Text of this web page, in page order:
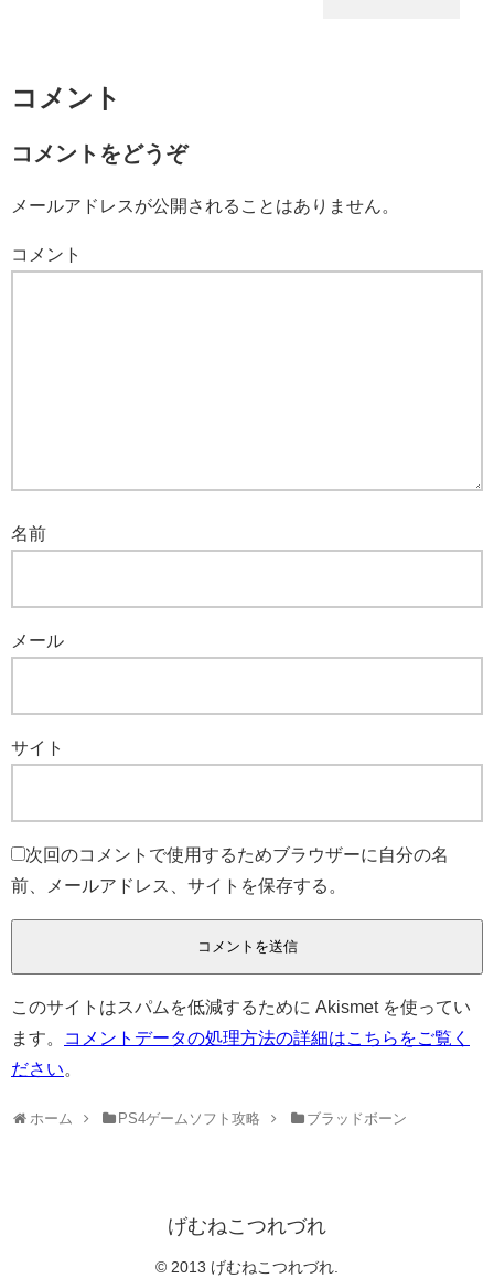
コメント
コメントをどうぞ
メールアドレスが公開されることはありません。
コメント
名前
メール
サイト
次回のコメントで使用するためブラウザーに自分の名
前、メールアドレス、サイトを保存する。
このサイトはスパムを低減するために Akismet を使ってい
ます。
コメントデータの処理方法の詳細はこちらをご覧く
ださい。
ホーム PS4ゲームソフト攻略 ブラッドボーン
げむねこつれづれ
© 2013 げむねこつれづれ.